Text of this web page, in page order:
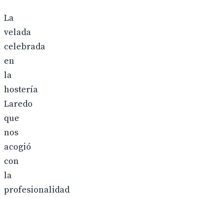
La
velada
celebrada
en
la
hostería
Laredo
que
nos
acogió
con
la
profesionalidad